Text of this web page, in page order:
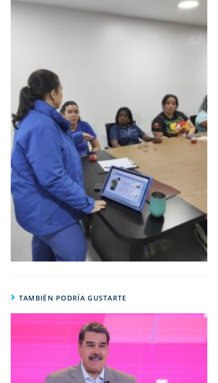
TAMBIÉN PODRÍA GUSTARTE